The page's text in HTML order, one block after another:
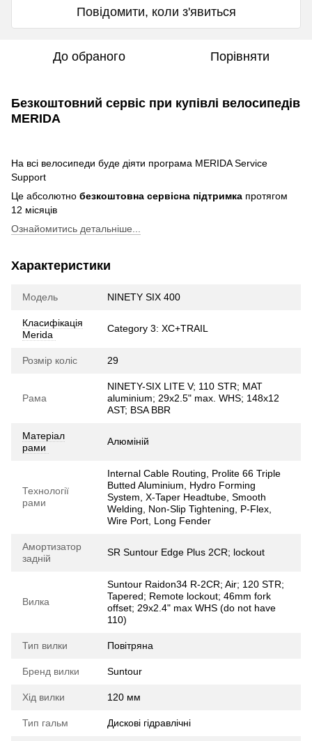
Повідомити, коли з'явиться
До обраного Порівняти
Безкоштовний сервіс при купівлі велосипедів
MERIDA
На всі велосипеди буде діяти програма MERIDA Service
Support
Це абсолютно безкоштовна сервісна підтримка протягом
12 місяців
Ознайомитись детальніше...
Характеристики
Модель NINETY SIX 400
Класифікація
Merida
Category 3: XC+TRAIL
Розмір коліс 29
Рама
NINETY-SIX LITE V; 110 STR; MAT
aluminium; 29x2.5" max. WHS; 148x12
AST; BSA BBR
Матеріал
рами
Алюміній
Технології
рами
Internal Cable Routing, Prolite 66 Triple
Butted Aluminium, Hydro Forming
System, X-Taper Headtube, Smooth
Welding, Non-Slip Tightening, P-Flex,
Wire Port, Long Fender
Амортизатор
задній
SR Suntour Edge Plus 2CR; lockout
Вилка
Suntour Raidon34 R-2CR; Air; 120 STR;
Tapered; Remote lockout; 46mm fork
offset; 29x2.4" max WHS (do not have
110)
Тип вилки Повітряна
Бренд вилки Suntour
Хід вилки 120 мм
Тип гальм Дискові гідравлічні